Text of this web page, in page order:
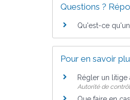
Questions ?
Qu'est-ce
Pour en savoir
Régler un
Autorité de